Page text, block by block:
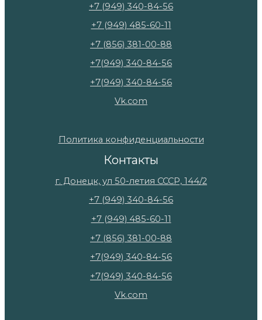
+7 (949) 340-84-56
+7 (949) 485-60-11
+7 (856) 381-00-88
+7(949) 340-84-56
+7(949) 340-84-56
Vk.com
Политика конфиденциальности
Контакты
г. Донецк, ул 50-летия СССР, 144/2
+7 (949) 340-84-56
+7 (949) 485-60-11
+7 (856) 381-00-88
+7(949) 340-84-56
+7(949) 340-84-56
Vk.com